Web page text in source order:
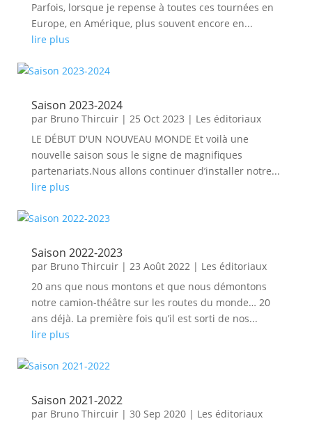
Parfois, lorsque je repense à toutes ces tournées en
Europe, en Amérique, plus souvent encore en...
lire plus
Saison 2023-2024
par Bruno Thircuir| 25 Oct 2023 | Les éditoriaux
LE DÉBUT D'UN NOUVEAU MONDE Et voilà une
nouvelle saison sous le signe de magnifiques
partenariats.Nous allons continuer d’installer notre...
lire plus
Saison 2022-2023
par Bruno Thircuir| 23 Août 2022| Les éditoriaux
20 ans que nous montons et que nous démontons
notre camion-théâtre sur les routes du monde… 20
ans déjà. La première fois qu’il est sorti de nos...
lire plus
Saison 2021-2022
par Bruno Thircuir| 30 Sep 2020| Les éditoriaux